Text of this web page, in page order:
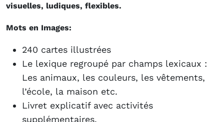
visuelles, ludiques, flexibles.
Mots en Images:
240 cartes illustrées
Le lexique regroupé par champs lexicaux :
Les animaux, les couleurs, les vêtements,
l’école, la maison etc.
Livret explicatif avec activités
supplémentaires.